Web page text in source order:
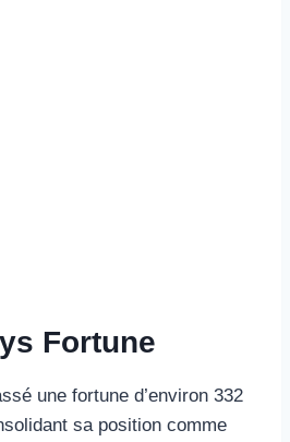
Fortune
une fortune d’environ 332
sa position comme